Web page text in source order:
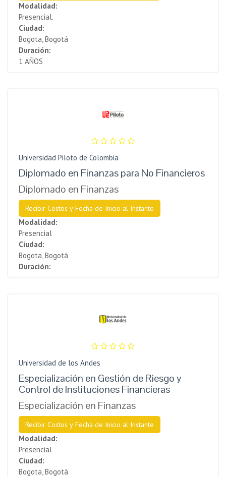
Modalidad:
Presencial.
Ciudad:
Bogota, Bogotá
Duración:
1 AÑOS
Universidad Piloto de Colombia
Diplomado en Finanzas para No Financieros
Diplomado en Finanzas
Recibir Costos y Fecha de Inicio al Instante
Modalidad:
Presencial
Ciudad:
Bogota, Bogotá
Duración:
Universidad de los Andes
Especialización en Gestión de Riesgo y
Control de Instituciones Financieras
Especialización en Finanzas
Recibir Costos y Fecha de Inicio al Instante
Modalidad:
Presencial
Ciudad:
Bogota, Bogotá